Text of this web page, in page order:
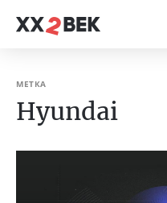
МЕТКА
Hyundai